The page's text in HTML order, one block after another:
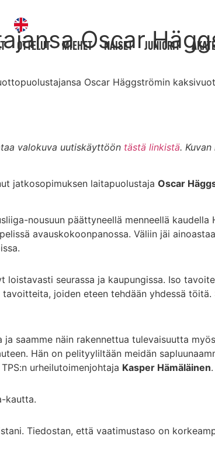
OTTELUT MIEHET NAISET JUNIORIT
Oscar
Oscar Häggströmin
valokuva uutiskäyttöön tästä linkistä.
jatkosopimuksen laitapuolustaja Oscar
nousuun päättyneellä menneellä
avauskokoonpanossa. Väliin jäi
seurassa ja kaupungissa. Iso
joiden eteen tehdään yhdessä
saamme näin rakennettua tulevaisuutta
Hän on pelityyliltään meidän
urheilutoimenjohtaja Kasper Hämäläinen.
kautta.
Tiedostan, että vaatimustaso on